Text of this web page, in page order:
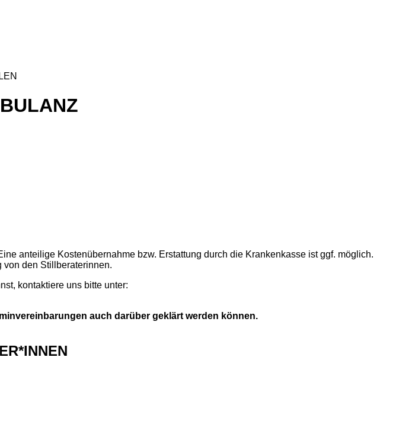
anteilige Kostenübernahme bzw. Erstattung durch die Krankenkasse ist ggf. möglich.
von den Stillberaterinnen.
kontaktiere uns bitte unter:
auch darüber geklärt werden können.